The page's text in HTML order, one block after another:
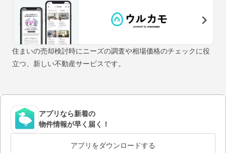
住まいの売却検討時にニーズの調査や相場価格のチェックに役
立つ、新しい不動産サービスです。
アプリなら新着の
物件情報が早く届く！
アプリをダウンロードする